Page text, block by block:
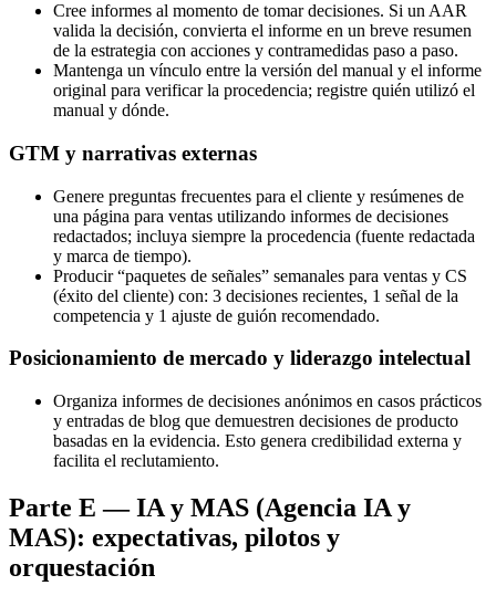
Cree informes al momento de tomar decisiones. Si un AAR
valida la decisión, convierta el informe en un breve resumen
de la estrategia con acciones y contramedidas paso a paso.
Mantenga un vínculo entre la versión del manual y el informe
original para verificar la procedencia; registre quién utilizó el
manual y dónde.
GTM y narrativas externas
Genere preguntas frecuentes para el cliente y resúmenes de
una página para ventas utilizando informes de decisiones
redactados; incluya siempre la procedencia (fuente redactada
y marca de tiempo).
Producir “paquetes de señales” semanales para ventas y CS
(éxito del cliente) con: 3 decisiones recientes, 1 señal de la
competencia y 1 ajuste de guión recomendado.
Posicionamiento de mercado y liderazgo intelectual
Organiza informes de decisiones anónimos en casos prácticos
y entradas de blog que demuestren decisiones de producto
basadas en la evidencia. Esto genera credibilidad externa y
facilita el reclutamiento.
Parte E — IA y MAS (Agencia IA y
MAS): expectativas, pilotos y
orquestación